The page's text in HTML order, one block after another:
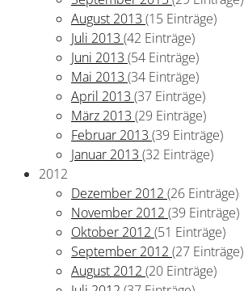
August 2013 (15 Einträge)
Juli 2013 (42 Einträge)
Juni 2013 (54 Einträge)
Mai 2013 (34 Einträge)
April 2013 (37 Einträge)
März 2013 (29 Einträge)
Februar 2013 (39 Einträge)
Januar 2013 (32 Einträge)
2012
Dezember 2012 (26 Einträge)
November 2012 (39 Einträge)
Oktober 2012 (51 Einträge)
September 2012 (27 Einträge)
August 2012 (20 Einträge)